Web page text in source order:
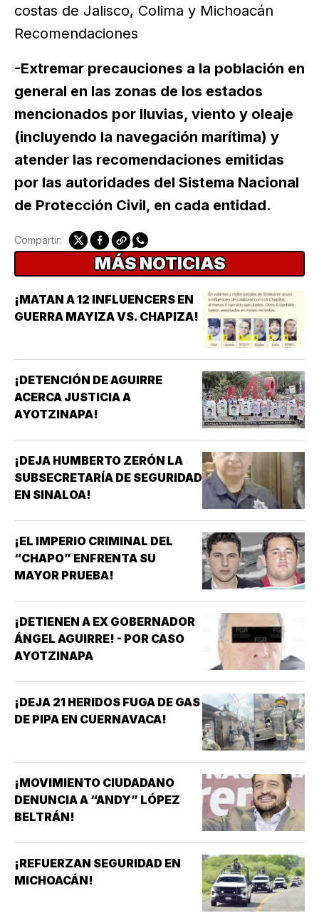
costas de Jalisco, Colima y Michoacán
Recomendaciones
-Extremar precauciones a la población en
general en las zonas de los estados
mencionados por lluvias, viento y oleaje
(incluyendo la navegación marítima) y
atender las recomendaciones emitidas
por las autoridades del Sistema Nacional
de Protección Civil, en cada entidad.
Compartir:
MÁS NOTICIAS
¡MATAN A 12 INFLUENCERS EN
GUERRA MAYIZA VS. CHAPIZA!
¡DETENCIÓN DE AGUIRRE
ACERCA JUSTICIA A
AYOTZINAPA!
¡DEJA HUMBERTO ZERÓN LA
SUBSECRETARÍA DE SEGURIDAD
EN SINALOA!
¡EL IMPERIO CRIMINAL DEL
“CHAPO” ENFRENTA SU
MAYOR PRUEBA!
¡DETIENEN A EX GOBERNADOR
ÁNGEL AGUIRRE! - POR CASO
AYOTZINAPA
¡DEJA 21 HERIDOS FUGA DE GAS
DE PIPA EN CUERNAVACA!
¡MOVIMIENTO CIUDADANO
DENUNCIA A “ANDY” LÓPEZ
BELTRÁN!
¡REFUERZAN SEGURIDAD EN
MICHOACÁN!